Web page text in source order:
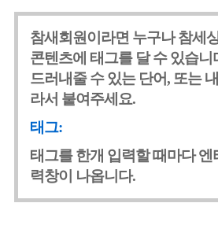
참새회원이라면 누구나 참세
콘텐츠에 태그를 달 수 있습
드러내줄 수 있는 단어, 또는
라서 붙여주세요.
태그:
태그를 한개 입력할 때마다
력창이 나옵니다.